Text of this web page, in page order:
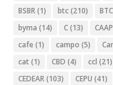
BSBR(1) btc(210)
byma (14) C(13) CAAP
cafe (1) campo (5)
cat (1) CBD (4) ccl (21)
CEDEAR(103) CEPU (41)